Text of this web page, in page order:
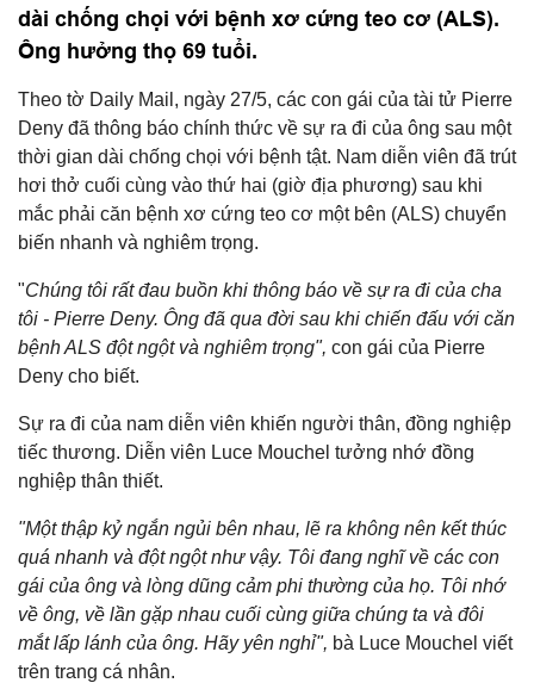
dài chống chọi với bệnh xơ cứng teo cơ (ALS).
Ông hưởng thọ 69 tuổi.
Theo tờ Daily Mail, ngày 27/5, các con gái của tài tử Pierre
Deny đã thông báo chính thức về sự ra đi của ông sau một
thời gian dài chống chọi với bệnh tật. Nam diễn viên đã trút
hơi thở cuối cùng vào thứ hai (giờ địa phương) sau khi
mắc phải căn bệnh xơ cứng teo cơ một bên (ALS) chuyển
biến nhanh và nghiêm trọng.
"Chúng tôi rất đau buồn khi thông báo về sự ra đi của cha
tôi - Pierre Deny. Ông đã qua đời sau khi chiến đấu với căn
bệnh ALS đột ngột và nghiêm trọng", con gái của Pierre
Deny cho biết.
Sự ra đi của nam diễn viên khiến người thân, đồng nghiệp
tiếc thương. Diễn viên Luce Mouchel tưởng nhớ đồng
nghiệp thân thiết.
"Một thập kỷ ngắn ngủi bên nhau, lẽ ra không nên kết thúc
quá nhanh và đột ngột như vậy. Tôi đang nghĩ về các con
gái của ông và lòng dũng cảm phi thường của họ. Tôi nhớ
về ông, về lần gặp nhau cuối cùng giữa chúng ta và đôi
mắt lấp lánh của ông. Hãy yên nghỉ", bà Luce Mouchel viết
trên trang cá nhân.